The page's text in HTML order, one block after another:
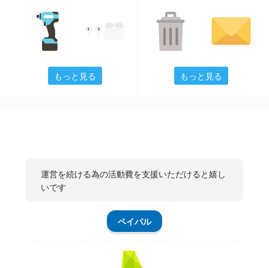
もっと見る もっと見る
運営を続ける為の活動費を支援いただけると嬉し
いです
ペイパル